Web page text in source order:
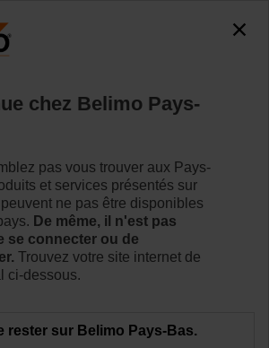
Pour en savoir plus
de produits
chez Belimo Pays-
pas vous trouver aux Pays-
et services présentés sur
ne pas être disponibles
De même, il n'est pas
se connecter ou de
Trouvez votre site internet de
ci-dessous.
rester sur Belimo Pays-Bas.